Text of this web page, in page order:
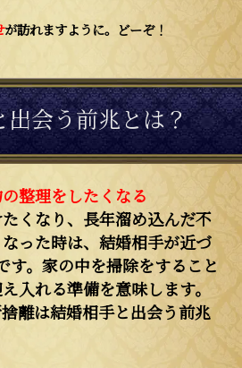
が訪れますように。どーぞ！
出会う前兆とは？
整理をしたくなる
くなり、長年溜め込んだ不
った時は、結婚相手が近づ
す。家の中を掃除をすること
入れる準備を意味します。
離は結婚相手と出会う前兆